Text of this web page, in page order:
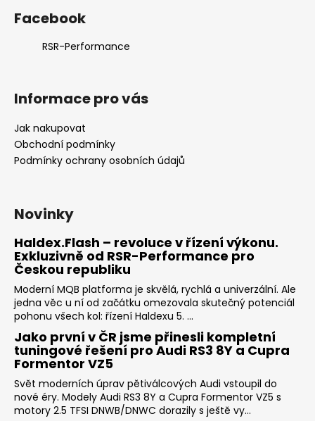
Facebook
RSR-Performance
Informace pro vás
Jak nakupovat
Obchodní podmínky
Podmínky ochrany osobních údajů
Novinky
Haldex.Flash – revoluce v řízení výkonu.
Exkluzivně od RSR-Performance pro
Českou republiku
Moderní MQB platforma je skvělá, rychlá a univerzální. Ale
jedna věc u ní od začátku omezovala skutečný potenciál
pohonu všech kol: řízení Haldexu 5. ...
Jako první v ČR jsme přinesli kompletní
tuningové řešení pro Audi RS3 8Y a Cupra
Formentor VZ5
Svět moderních úprav pětiválcových Audi vstoupil do
nové éry. Modely Audi RS3 8Y a Cupra Formentor VZ5 s
motory 2.5 TFSI DNWB/DNWC dorazily s ještě vy...